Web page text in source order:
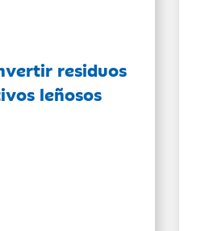
residuos
leñosos